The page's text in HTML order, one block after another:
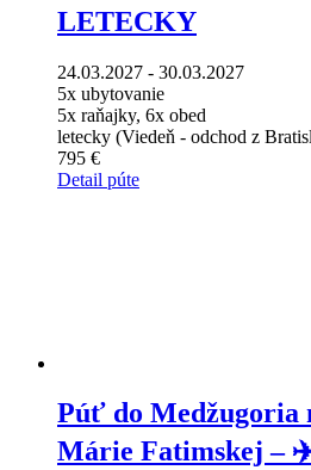
LETECKY
24.03.2027 - 30.03.2027
5x ubytovanie
5x raňajky, 6x obed
letecky (Viedeň - odchod z
795 €
Detail púte
Púť do Medžugoria
Márie Fatimskej –